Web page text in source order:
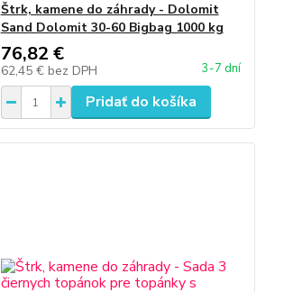
Štrk, kamene do záhrady - Dolomit
Sand Dolomit 30-60 Bigbag 1000 kg
76,82 €
62,45 € bez DPH 3-7 dní
Pridať do košíka